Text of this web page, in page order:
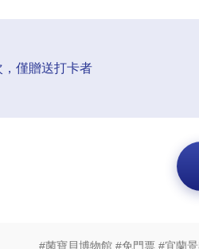
，僅贈送打卡者
#菌寶貝博物館 #免門票 #宜蘭